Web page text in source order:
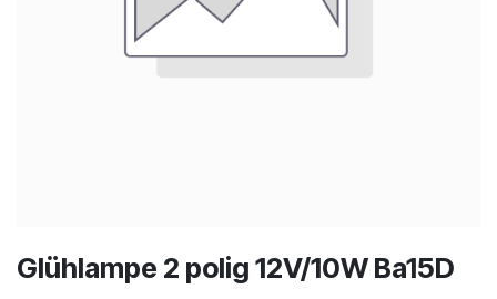
Glühlampe 2 polig 12V/10W Ba15D